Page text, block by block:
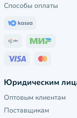
Способы оплаты
Юридическим
Оптовым клиентам
Поставщикам